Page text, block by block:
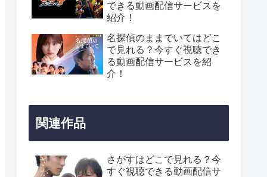
できる動画配信サービスを
紹介！
名探偵のままでいてはどこ
で見れる？今すぐ視聴でき
る動画配信サービスを紹
介！
関連作品
さがすはどこで見れる？今
すぐ視聴できる動画配信サ